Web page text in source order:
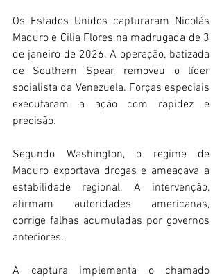
Os Estados Unidos capturaram Nicolás
Maduro e Cilia Flores na madrugada de 3
de janeiro de 2026. A operação, batizada
de Southern Spear, removeu o líder
socialista da Venezuela. Forças especiais
executaram a ação com rapidez e
precisão.
Segundo Washington, o regime de
Maduro exportava drogas e ameaçava a
estabilidade regional. A intervenção,
afirmam autoridades americanas,
corrige falhas acumuladas por governos
anteriores.
A captura implementa o chamado